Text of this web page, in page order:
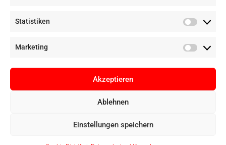
Statistiken
Marketing
Akzeptieren
Ablehnen
Einstellungen speichern
Copyright © Digital Camera Graz 2022. Alle Rechte vorbehalten. E-
Commerce bypathways digital, Mallorca